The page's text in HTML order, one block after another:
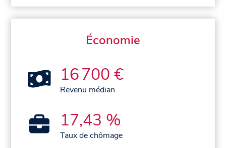
Économie
16 700 €
Revenu médian
17,43 %
Taux de chômage